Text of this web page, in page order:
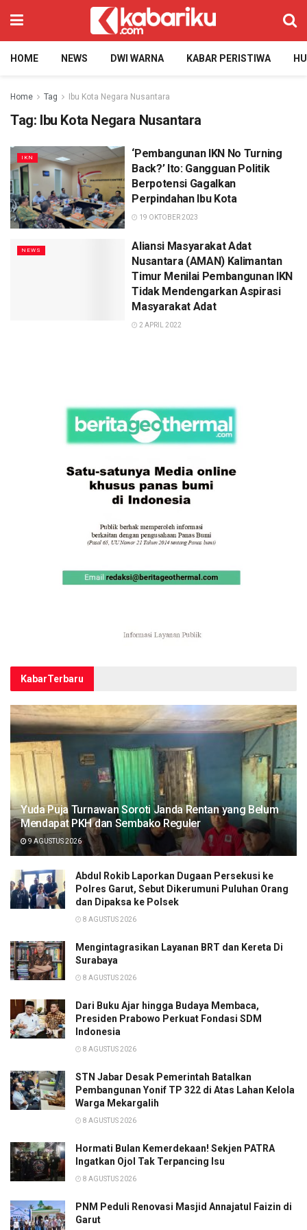
HOME NEWS DWI WARNA KABAR PERISTIWA
Home Tag Ibu Kota Negara Nusantara
Tag: Ibu Kota Negara Nusantara
IKN
‘Pembangunan IKN No Turning
Back?’ Ito: Gangguan Politik
Berpotensi Gagalkan
Perpindahan Ibu Kota
19 OKTOBER 2023
NEWS
Aliansi Masyarakat Adat
Nusantara (AMAN) Kalimantan
Timur Menilai Pembangunan IKN
Tidak Mendengarkan Aspirasi
Masyarakat Adat
2 APRIL 2022
KabarTerbaru
Yuda Puja Turnawan Soroti Janda Rentan yang Belum
Mendapat PKH dan Sembako Reguler
9 AGUSTUS 2026
Abdul Rokib Laporkan Dugaan Persekusi ke
Polres Garut, Sebut Dikerumuni Puluhan Orang
dan Dipaksa ke Polsek
8 AGUSTUS 2026
Mengintagrasikan Layanan BRT dan Kereta Di
Surabaya
8 AGUSTUS 2026
Dari Buku Ajar hingga Budaya Membaca,
Presiden Prabowo Perkuat Fondasi SDM
Indonesia
8 AGUSTUS 2026
STN Jabar Desak Pemerintah Batalkan
Pembangunan Yonif TP 322 di Atas Lahan Kelola
Warga Mekargalih
8 AGUSTUS 2026
Hormati Bulan Kemerdekaan! Sekjen PATRA
Ingatkan Ojol Tak Terpancing Isu
8 AGUSTUS 2026
PNM Peduli Renovasi Masjid Annajatul Faizin di
Garut